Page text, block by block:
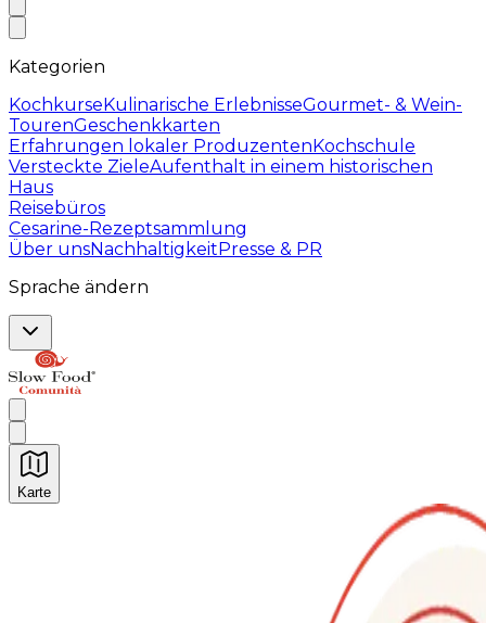
Kategorien
KochkurseKulinarische ErlebnisseGourmet- & Wein-
TourenGeschenkkarten
Erfahrungen lokaler ProduzentenKochschule
Versteckte ZieleAufenthalt in einem historischen
Haus
Reisebüros
Cesarine-Rezeptsammlung
Über unsNachhaltigkeitPresse & PR
Sprache ändern
Karte
Unvergessliche kulinarische Erlebnisse: